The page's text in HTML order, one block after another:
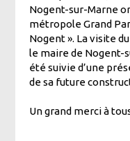
Nogent-sur-Marne
métropole Grand
Nogent ». La visite
le maire de Nogent-
été suivie d’une
de sa future
Un grand merci à